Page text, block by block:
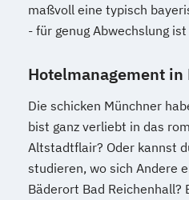
maßvoll eine typisch
- für genug Abwechslung
Hotelmanagement
Die schicken Münchner
bist ganz verliebt in das
Altstadtflair? Oder kannst
studieren, wo sich Andere
Bäderort Bad Reichenhall?